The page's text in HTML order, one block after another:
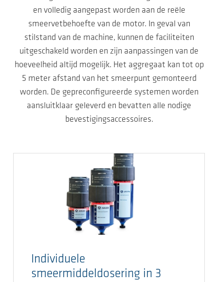
en volledig aangepast worden aan de reële
smeervetbehoefte van de motor. In geval van
stilstand van de machine, kunnen de faciliteiten
uitgeschakeld worden en zijn aanpassingen van de
hoeveelheid altijd mogelijk. Het aggregaat kan tot op
5 meter afstand van het smeerpunt gemonteerd
worden. De gepreconfigureerde systemen worden
aansluitklaar geleverd en bevatten alle nodige
bevestigingsaccessoires.
Individuele
smeermiddeldosering in 3